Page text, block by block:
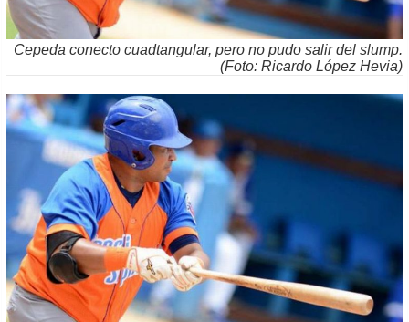
Cepeda conecto cuadtangular, pero no pudo salir del slump.
(Foto: Ricardo López Hevia)